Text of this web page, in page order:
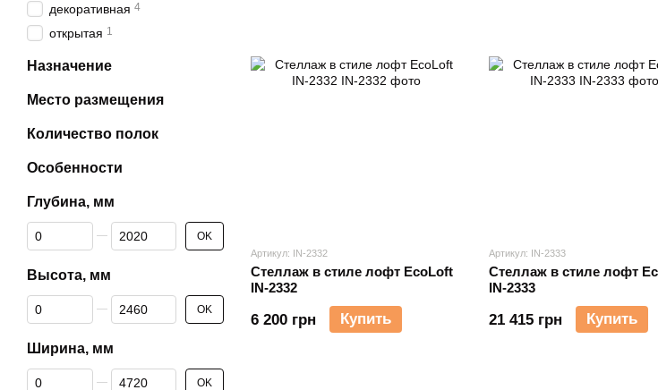
Артикул: IN-2332
Стеллаж в стиле лофт EcoLoft
IN-2332
6 200 грн Купить
Артикул: IN-2333
Стеллаж в стиле лофт
IN-2333
21 415 грн Купить
декоративная 4
открытая 1
Назначение
Место размещения
Количество полок
Особенности
Глубина, мм
От Глубина, мм
До Глубина, мм OK
Высота, мм
От Высота, мм
До Высота, мм OK
Ширина, мм
От Ширина, мм
До Ширина, мм OK